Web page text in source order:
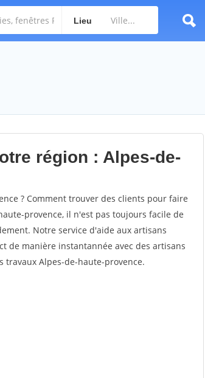
Lieu
région : Alpes-de-
? Comment trouver des clients pour faire
provence, il n'est pas toujours facile de
Notre service d'aide aux artisans
de manière instantannée avec des artisans
Alpes-de-haute-provence.